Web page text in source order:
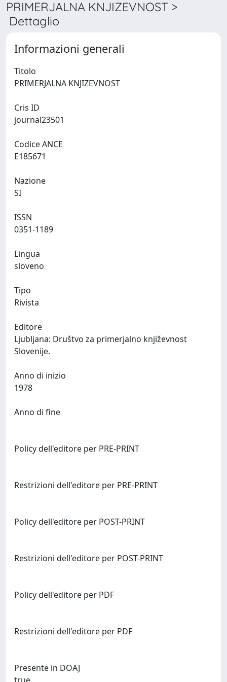
PRIMERJALNA KNJIZEVNOST >
Dettaglio
Informazioni generali
Titolo
Cris ID
Codice ANCE
Nazione
ISSN
Lingua
Tipo
Rivista
Editore
Ljubljana: Društvo za primerjalno književnost
Anno di inizio
Anno di fine
Policy dell'editore per PRE-PRINT
Restrizioni dell'editore per PRE-PRINT
Policy dell'editore per POST-PRINT
Restrizioni dell'editore per POST-PRINT
Policy dell'editore per PDF
Restrizioni dell'editore per PDF
Presente in DOAJ